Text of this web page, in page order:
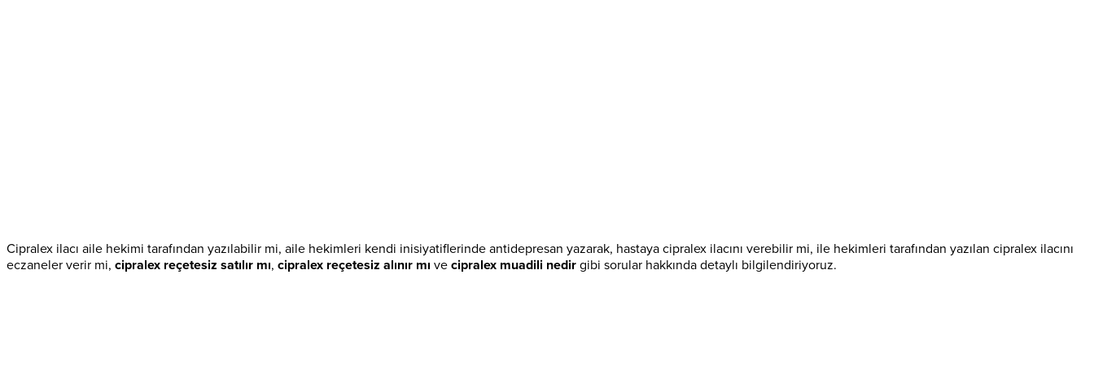
Cipralex ilacı aile hekimi tarafından yazılabilir mi, aile hekimleri kendi inisiyatiflerinde antidepresan yazarak, hastaya cipralex ilacını verebilir mi, ile hekimleri tarafından yazılan cipralex ilacını
eczaneler verir mi, cipralex reçetesiz satılır mı, cipralex reçetesiz alınır mı ve cipralex muadili nedir gibi sorular hakkında detaylı bilgilendiriyoruz.